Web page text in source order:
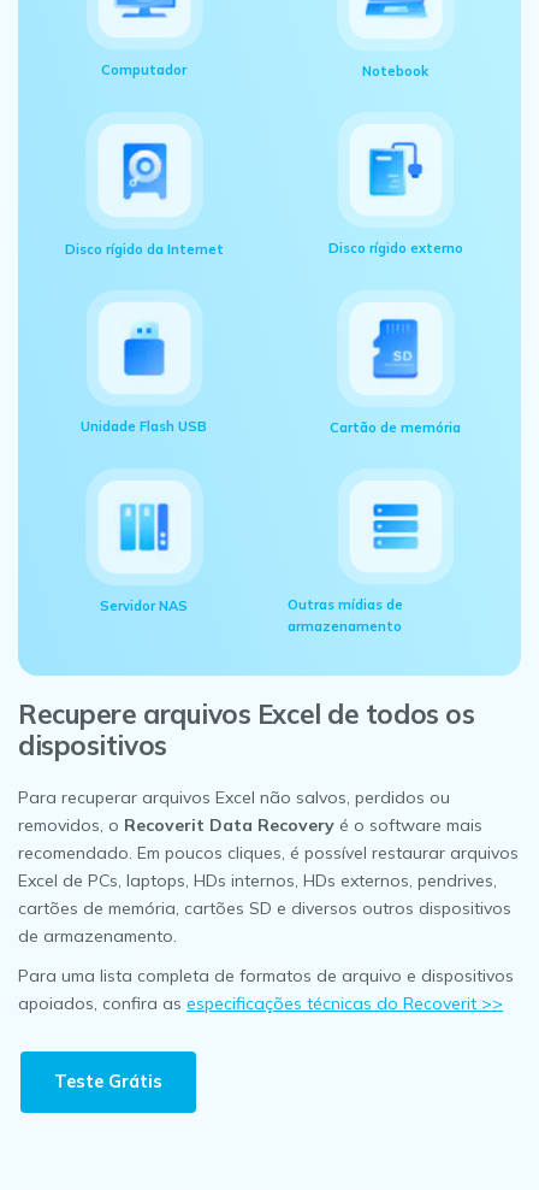
Computador Notebook
Disco rígido da Internet Disco rígido externo
Unidade Flash USB Cartão de memória
Servidor NAS
Outras mídias de
armazenamento
Recupere arquivos Excel de todos os
dispositivos
Para recuperar arquivos Excel não salvos, perdidos ou
removidos, o Recoverit Data Recovery é o software mais
recomendado. Em poucos cliques, é possível restaurar arquivos
Excel de PCs, laptops, HDs internos, HDs externos, pendrives,
cartões de memória, cartões SD e diversos outros dispositivos
de armazenamento.
Para uma lista completa de formatos de arquivo e dispositivos
apoiados, confira as especificações técnicas do Recoverit >>
Teste Grátis